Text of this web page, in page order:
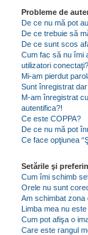
Probleme de
De ce nu mă pot
De ce trebuie să
De ce sunt scos
Cum fac să nu îmi
utilizatori conectaţi?
Mi-am pierdut
Sunt înregistrat
M-am înregistrat
autentifica?!
Ce este COPPA?
De ce nu mă pot
Ce face opţiunea
Setările şi
Cum îmi schimb
Orele nu sunt
Am schimbat zona
Limba mea nu
Cum pot afişa o
Care este rangul